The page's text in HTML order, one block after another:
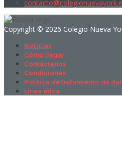
Copyright © 2026 Colegio Nueva
Noticias
Cómo llegar
Contáctenos
Condiciones
Política de tratamiento de
Línea ética